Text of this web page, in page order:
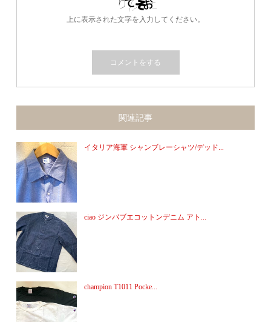
上に表示された文字を入力してください。
関連記事
イタリア海軍 シャンブレーシャツ/デッド...
ciao ジンバブエコットンデニム アト...
champion T1011 Pocke...